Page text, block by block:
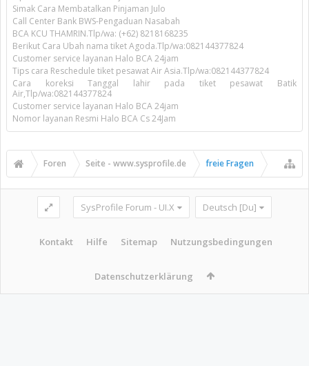
Simak Cara Membatalkan Pinjaman Julo
Call Center Bank BWS-Pengaduan Nasabah
BCA KCU THAMRIN.Tlp/wa: (+62) 8218168235
Berikut Cara Ubah nama tiket Agoda.Tlp/wa:082144377824
Customer service layanan Halo BCA 24jam
Tips cara Reschedule tiket pesawat Air Asia.Tlp/wa:082144377824
Cara koreksi Tanggal lahir pada tiket pesawat Batik
Air,Tlp/wa:082144377824
Customer service layanan Halo BCA 24jam
Nomor layanan Resmi Halo BCA Cs 24Jam
Foren Seite - www.sysprofile.de freie Fragen
SysProfile Forum - UI.X Deutsch [Du]
Kontakt Hilfe Sitemap Nutzungsbedingungen
Datenschutzerklärung